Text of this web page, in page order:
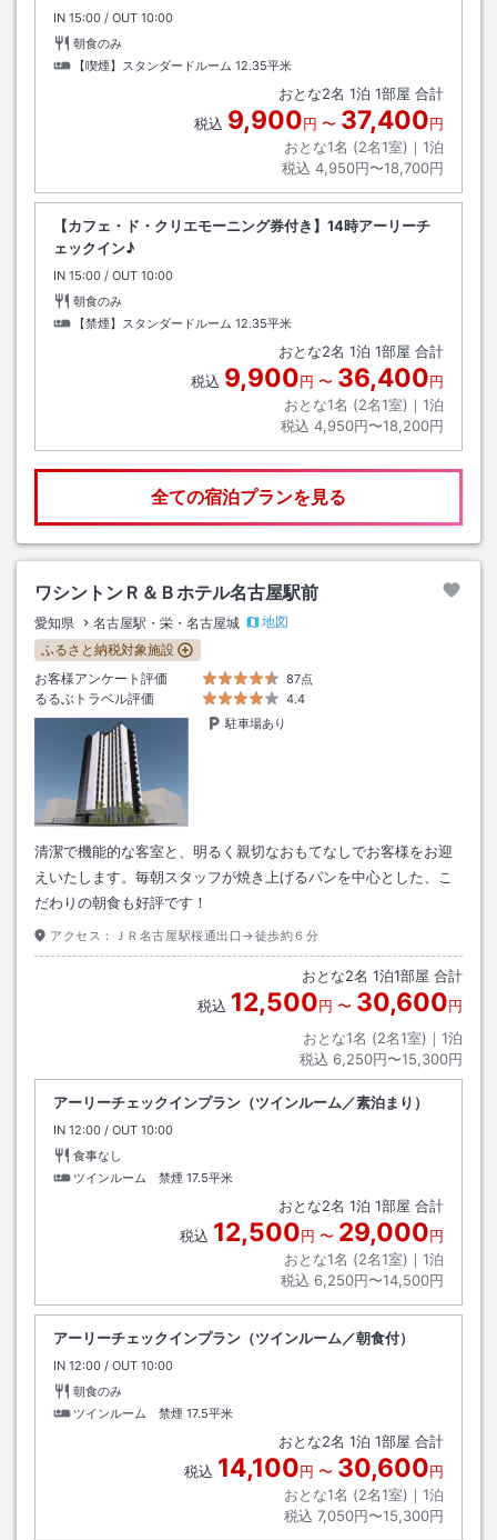
IN チェックイン
15:00 / OUT チェックアウト
10:00
朝食のみ
【喫煙】スタンダードルーム 12.35平米
おとな2名 1泊 1部屋 合計
税込 9,900円 〜 37,400円
おとな1名 (2名1室)｜ 1泊
税込 4,950円〜18,700円
【カフェ・ド・クリエモーニング券付き】14時アーリーチ
ェックイン♪
IN チェックイン
15:00 / OUT チェックアウト
10:00
朝食のみ
【禁煙】スタンダードルーム 12.35平米
おとな2名 1泊 1部屋 合計
税込 9,900円 〜 36,400円
おとな1名 (2名1室)｜ 1泊
税込 4,950円〜18,200円
全ての宿泊プランを見る
ワシントンＲ＆Ｂホテル名古屋駅前
愛知県 名古屋駅・栄・名古屋城
地図
ふるさと納税対象施設
お客様アンケート評価
87点
るるぶトラベル評価
4.4
駐車場あり
清潔で機能的な客室と、明るく親切なおもてなしでお客様をお迎
えいたします。毎朝スタッフが焼き上げるパンを中心とした、こ
だわりの朝食も好評です！
アクセス： ＪＲ名古屋駅桜通出口→徒歩約６分
おとな2名 1泊1部屋 合計
税込 12,500円 〜 30,600円
おとな1名 (2名1室)｜ 1泊
税込 6,250円〜15,300円
アーリーチェックインプラン（ツインルーム／素泊まり）
IN チェックイン
12:00 / OUT チェックアウト
10:00
食事なし
ツインルーム 禁煙 17.5平米
おとな2名 1泊 1部屋 合計
税込 12,500円 〜 29,000円
おとな1名 (2名1室)｜ 1泊
税込 6,250円〜14,500円
アーリーチェックインプラン（ツインルーム／朝食付）
IN チェックイン
12:00 / OUT チェックアウト
10:00
朝食のみ
ツインルーム 禁煙 17.5平米
おとな2名 1泊 1部屋 合計
税込 14,100円 〜 30,600円
おとな1名 (2名1室)｜ 1泊
税込 7,050円〜15,300円